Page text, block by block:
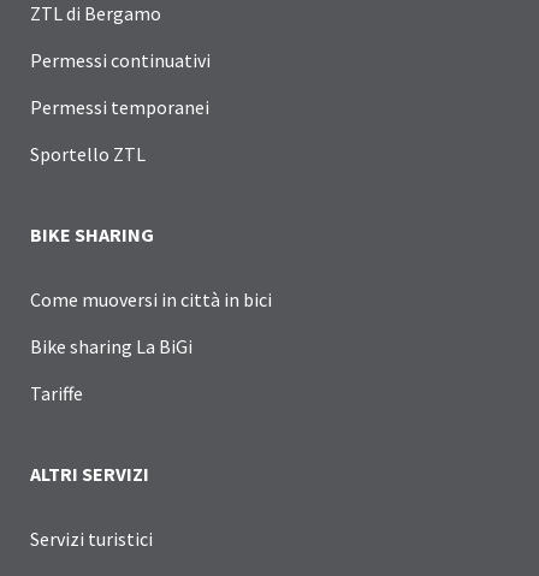
ZTL di Bergamo
Permessi continuativi
Permessi temporanei
Sportello ZTL
BIKE SHARING
Come muoversi in città in bici
Bike sharing La BiGi
Tariffe
ALTRI SERVIZI
Servizi turistici